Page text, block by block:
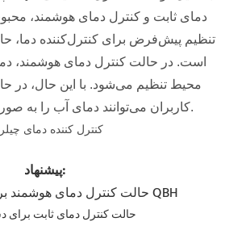
دمای ثابت و کنترل دمای هوشمند،
تنظیم پیش‌فرض برای کنترل‌کننده دما،
است. در حالت کنترل دمای هوشمند،
محیط تنظیم می‌شود. با این حال، در
کاربران می‌توانند دمای آب را به صورت دستی تنظیم کنند.
پیشنهاد:
حالت کنترل دمای هوشمند برای کانکتور/اپتیک QBH
حالت کنترل دمای ثابت برای